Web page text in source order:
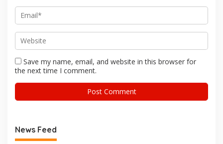
Save my name, email, and website in this browser for
the next time I comment.
News Feed